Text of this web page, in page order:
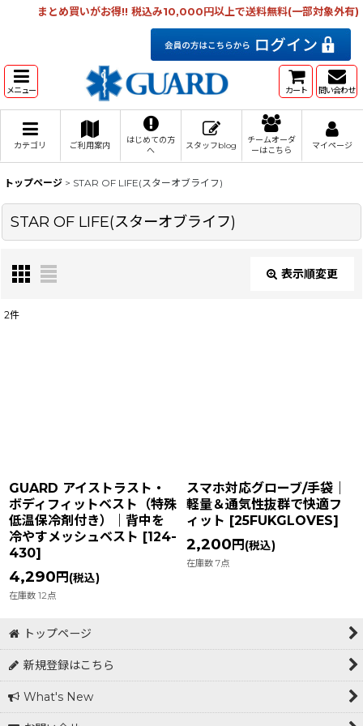
まとめ買いがお得!! 税込み10,000円以上で送料無料(一部対象外有)
メニュー カート 問い合わせ
カテゴリ ご利用案内
はじめての方
へ
スタッフblog
チームオーダ
ーはこちら
マイページ
トップページ > STAR OF LIFE(スターオブライフ)
STAR OF LIFE(スターオブライフ)
表示順変更
2件
GUARD アイストラスト・
ボディフィットベスト（特殊
低温保冷剤付き）｜背中を
冷やすメッシュベスト [124-
430]
4,290 円 (税込)
在庫数 12点
スマホ対応グローブ/手袋｜
軽量＆通気性抜群で快適フ
ィット [25FUKGLOVES]
2,200 円 (税込)
在庫数 7点
トップページ
新規登録はこちら
What's New